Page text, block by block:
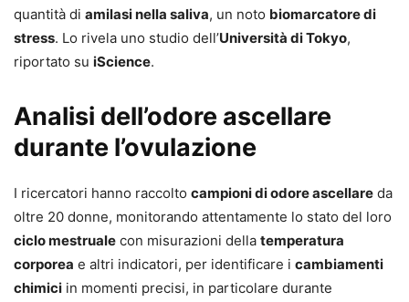
quantità di amilasi nella saliva, un noto biomarcatore di
stress. Lo rivela uno studio dell’Università di Tokyo,
riportato su iScience.
Analisi dell’odore ascellare
durante l’ovulazione
I ricercatori hanno raccolto campioni di odore ascellare da
oltre 20 donne, monitorando attentamente lo stato del loro
ciclo mestruale con misurazioni della temperatura
corporea e altri indicatori, per identificare i cambiamenti
chimici in momenti precisi, in particolare durante